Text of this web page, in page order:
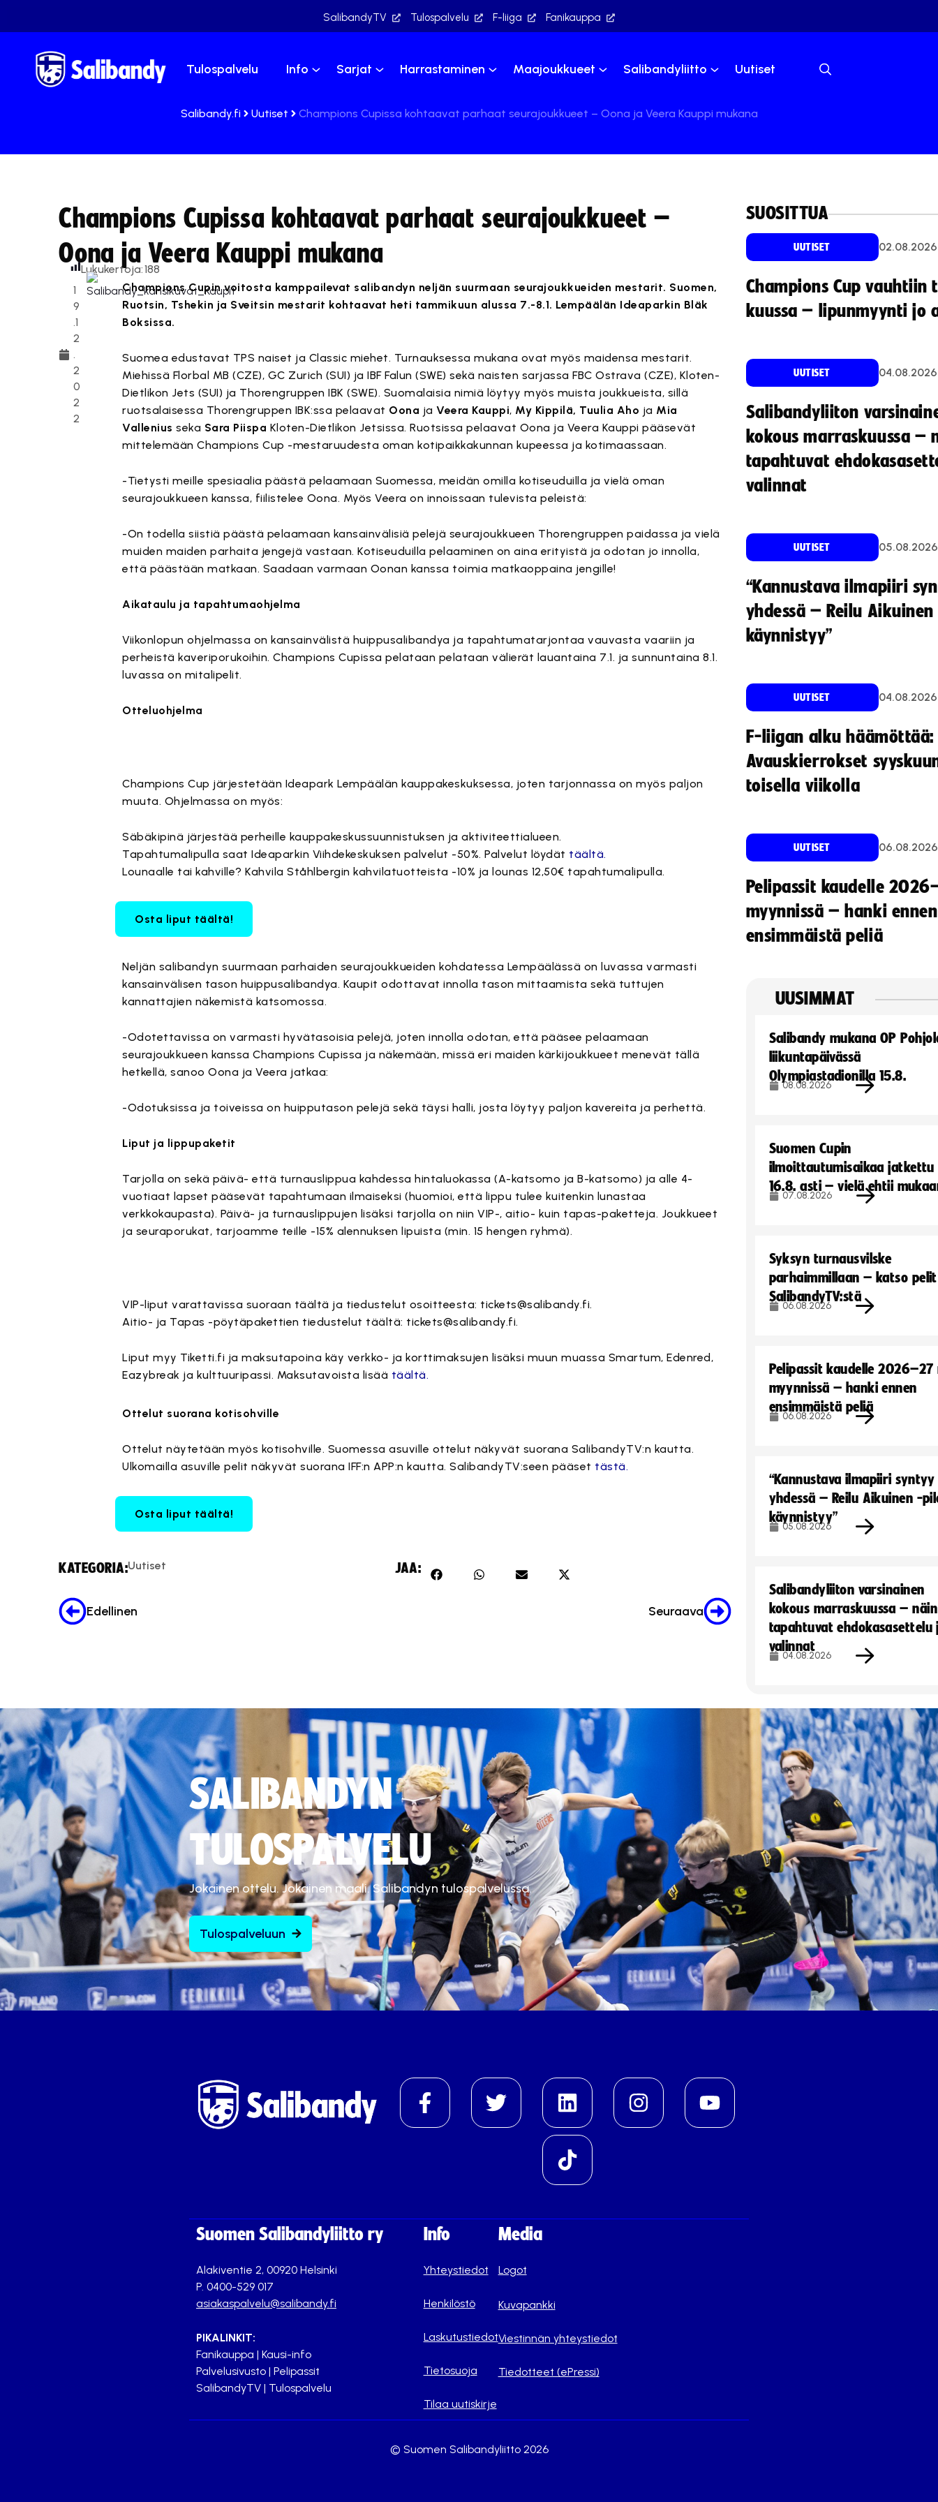
SalibandyTV Tulospalvelu F-liiga Fanikauppa
Tulospalvelu Info Sarjat Harrastaminen Maajoukkueet Salibandyliitto Uutiset
Salibandy.fi Uutiset Champions Cupissa kohtaavat parhaat seurajoukkueet – Oona ja Veera Kauppi mukana
Champions Cupissa kohtaavat parhaat seurajoukkueet –
Oona ja Veera Kauppi mukana
1
9
.1
2
.
2
0
2
2
Lukukertoja:188
Champions Cupin voitosta kamppailevat salibandyn neljän suurmaan seurajoukkueiden mestarit. Suomen,
Ruotsin, Tshekin ja Sveitsin mestarit kohtaavat heti tammikuun alussa 7.-8.1. Lempäälän Ideaparkin Bläk
Boksissa.
Suomea edustavat TPS naiset ja Classic miehet. Turnauksessa mukana ovat myös maidensa mestarit.
Miehissä Florbal MB (CZE), GC Zurich (SUI) ja IBF Falun (SWE) sekä naisten sarjassa FBC Ostrava (CZE), Kloten-
Dietlikon Jets (SUI) ja Thorengruppen IBK (SWE). Suomalaisia nimiä löytyy myös muista joukkueista, sillä
ruotsalaisessa Thorengruppen IBK:ssa pelaavat Oona jaVeera Kauppi, My Kippilä, Tuulia Aho ja Mia
Vallenius seka Sara Piispa Kloten-Dietlikon Jetsissa. Ruotsissa pelaavat Oona ja Veera Kauppi pääsevät
mittelemään Champions Cup -mestaruudesta oman kotipaikkakunnan kupeessa ja kotimaassaan.
-Tietysti meille spesiaalia päästä pelaamaan Suomessa, meidän omilla kotiseuduilla ja vielä oman
seurajoukkueen kanssa, fiilistelee Oona. Myös Veera on innoissaan tulevista peleistä:
-On todella siistiä päästä pelaamaan kansainvälisiä pelejä seurajoukkueen Thorengruppen paidassa ja vielä
muiden maiden parhaita jengejä vastaan. Kotiseuduilla pelaaminen on aina erityistä ja odotan jo innolla,
että päästään matkaan. Saadaan varmaan Oonan kanssa toimia matkaoppaina jengille!
Aikataulu ja tapahtumaohjelma
Viikonlopun ohjelmassa on kansainvälistä huippusalibandya ja tapahtumatarjontaa vauvasta vaariin ja
perheistä kaveriporukoihin. Champions Cupissa pelataan pelataan välierät lauantaina 7.1. ja sunnuntaina 8.1.
luvassa on mitalipelit.
Otteluohjelma
Champions Cup järjestetään Ideapark Lempäälän kauppakeskuksessa, joten tarjonnassa on myös paljon
muuta. Ohjelmassa on myös:
Säbäkipinä järjestää perheille kauppakeskussuunnistuksen ja aktiviteettialueen.
Tapahtumalipulla saat Ideaparkin Viihdekeskuksen palvelut -50%. Palvelut löydät täältä.
Lounaalle tai kahville? Kahvila Ståhlbergin kahvilatuotteista -10% ja lounas 12,50€ tapahtumalipulla.
Osta liput täältä!
Neljän salibandyn suurmaan parhaiden seurajoukkueiden kohdatessa Lempäälässä on luvassa varmasti
kansainvälisen tason huippusalibandya. Kaupit odottavat innolla tason mittaamista sekä tuttujen
kannattajien näkemistä katsomossa.
-Odotettavissa on varmasti hyvätasoisia pelejä, joten innolla odotan, että pääsee pelaamaan
seurajoukkueen kanssa Champions Cupissa ja näkemään, missä eri maiden kärkijoukkueet menevät tällä
hetkellä, sanoo Oona ja Veera jatkaa:
-Odotuksissa ja toiveissa on huipputason pelejä sekä täysi halli, josta löytyy paljon kavereita ja perhettä.
Liput ja lippupaketit
Tarjolla on sekä päivä- että turnauslippua kahdessa hintaluokassa (A-katsomo ja B-katsomo) ja alle 4-
vuotiaat lapset pääsevät tapahtumaan ilmaiseksi (huomioi, että lippu tulee kuitenkin lunastaa
verkkokaupasta). Päivä- ja turnauslippujen lisäksi tarjolla on niin VIP-, aitio- kuin tapas-paketteja. Joukkueet
ja seuraporukat, tarjoamme teille -15% alennuksen lipuista (min. 15 hengen ryhmä).
VIP-liput varattavissa suoraan täältä ja tiedustelut osoitteesta: tickets@salibandy.fi.
Aitio- ja Tapas -pöytäpakettien tiedustelut täältä: tickets@salibandy.fi.
Liput myy Tiketti.fi ja maksutapoina käy verkko- ja korttimaksujen lisäksi muun muassa Smartum, Edenred,
Eazybreak ja kulttuuripassi. Maksutavoista lisää täältä.
Ottelut suorana kotisohville
Ottelut näytetään myös kotisohville. Suomessa asuville ottelut näkyvät suorana SalibandyTV:n kautta.
Ulkomailla asuville pelit näkyvät suorana IFF:n APP:n kautta. SalibandyTV:seen pääset tästä.
Osta liput täältä!
KATEGORIA:Uutiset JAA:
Edellinen Seuraava
SUOSITTUA
UUTISET 02.08.2026
Champions Cup vauhtiin
kuussa – lipunmyynti jo
UUTISET 04.08.2026
Salibandyliiton
kokous marraskuussa –
tapahtuvat
valinnat
UUTISET 05.08.2026
“Kannustava ilmapiiri
yhdessä – Reilu
käynnistyy”
UUTISET 04.08.2026
F-liigan alku häämöttää:
Avauskierrokset
toisella viikolla
UUTISET 06.08.2026
Pelipassit kaudelle
myynnissä – hanki ennen
ensimmäistä peliä
UUSIMMAT
Salibandy mukana OP
liikuntapäivässä
Olympiastadionilla 15.8.
08.08.2026
Suomen Cupin
ilmoittautumisaikaa jatkettu
16.8. asti – vielä ehtii
07.08.2026
Syksyn turnausvilske
parhaimmillaan – katso pelit
SalibandyTV:stä
06.08.2026
Pelipassit kaudelle
myynnissä – hanki ennen
ensimmäistä peliä
06.08.2026
“Kannustava ilmapiiri syntyy
yhdessä – Reilu Aikuinen -
käynnistyy”
05.08.2026
Salibandyliiton varsinainen
kokous marraskuussa – näin
tapahtuvat ehdokasasettelu
valinnat
04.08.2026
SALIBANDYN
TULOSPALVELU
Jokainen ottelu. Jokainen maali. Salibandyn tulospalvelussa.
Tulospalveluun
Suomen Salibandyliitto ry
Alakiventie 2, 00920 Helsinki
P. 0400-529 017
asiakaspalvelu@salibandy.fi
PIKALINKIT:
Fanikauppa | Kausi-info
Palvelusivusto | Pelipassit
SalibandyTV | Tulospalvelu
Info
Yhteystiedot
Henkilöstö
Laskutustiedot
Tietosuoja
Tilaa uutiskirje
Media
Logot
Kuvapankki
Viestinnän yhteystiedot
Tiedotteet (ePressi)
© Suomen Salibandyliitto 2026